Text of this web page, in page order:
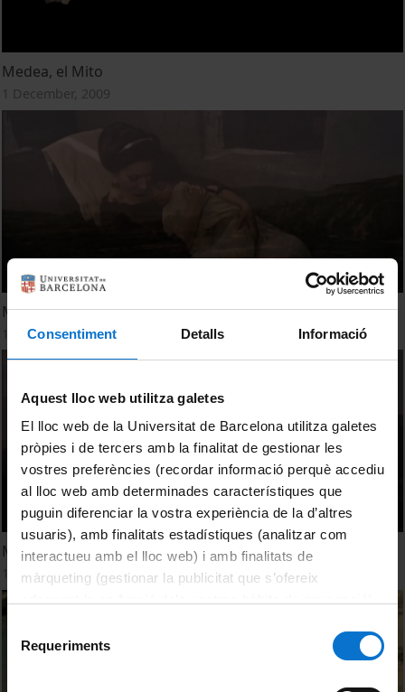
Consentiment Detalls Informació
Aquest lloc web utilitza galetes
El lloc web de la Universitat de Barcelona utilitza galetes
pròpies i de tercers amb la finalitat de gestionar les
vostres preferències (recordar informació perquè accediu
al lloc web amb determinades característiques que
puguin diferenciar la vostra experiència de la d’altres
usuaris), amb finalitats estadístiques (analitzar com
interactueu amb el lloc web) i amb finalitats de
màrqueting (gestionar la publicitat que s’ofereix
consultar laPolítica de galetes del lloc web de la
Requeriments
Medea, el Mito
1 December, 2009
Medea, la Tragedia
1 December, 2009
Medea, la Tragèdia
1 December, 2009